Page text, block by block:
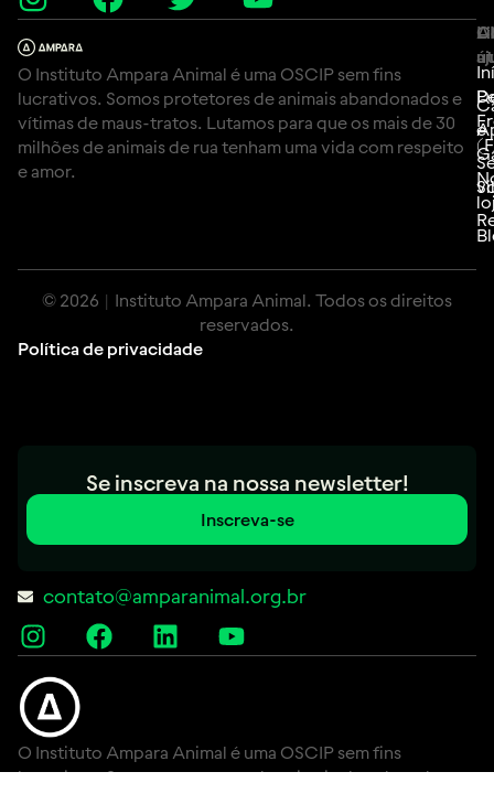
O Instituto Ampara Animal é uma OSCIP sem fins
lucrativos. Somos protetores de animais abandonados e
vítimas de maus-tratos. Lutamos para que os mais de 30
milhões de animais de rua tenham uma vida com respeito
e amor.
e
© 2026 | Instituto Ampara Animal. Todos os direitos
reservados.
Política de privacidade
Se inscreva na nossa newsletter!
Inscreva-se
contato@amparanimal.org.br
O Instituto Ampara Animal é uma OSCIP sem fins
lucrativos. Somos protetores de animais abandonados e